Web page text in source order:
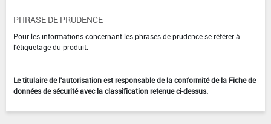
PHRASE DE PRUDENCE
Pour les informations concernant les phrases de prudence se référer à
l'étiquetage du produit.
Le titulaire de l'autorisation est responsable de la conformité de la Fiche de
données de sécurité avec la classification retenue ci-dessus.